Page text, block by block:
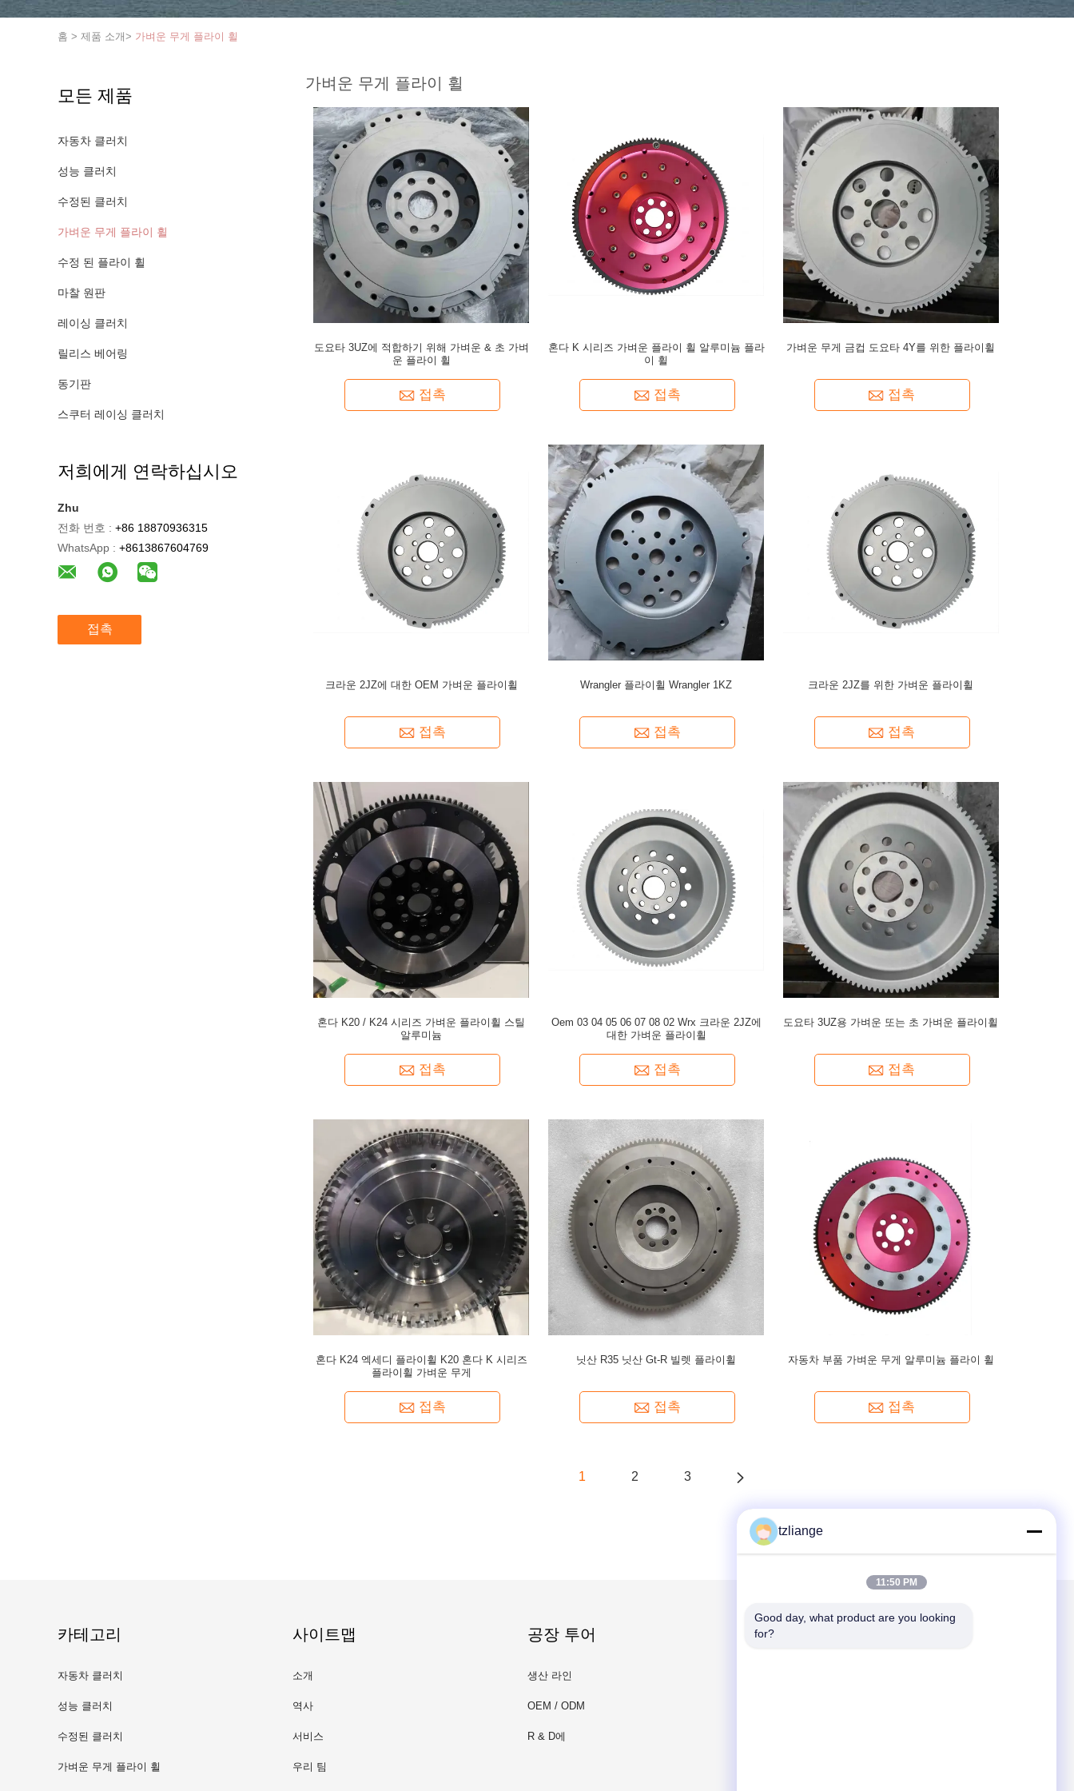
홈 > 제품 소개> 가벼운 무게 플라이 휠
모든 제품
자동차 클러치
성능 클러치
수정된 클러치
가벼운 무게 플라이 휠
수정 된 플라이 휠
마찰 원판
레이싱 클러치
릴리스 베어링
동기판
스쿠터 레이싱 클러치
저희에게 연락하십시오
Zhu
전화 번호 : +86 18870936315
WhatsApp : +8613867604769
접촉
가벼운 무게 플라이 휠
도요타 3UZ에 적합하기 위해 가벼운 & 초 가벼
운 플라이 휠
접촉
혼다 K 시리즈 가벼운 플라이 휠 알루미늄 플라
이 휠
접촉
가벼운 무게 금컵 도요타 4Y를 위한 플라이휠
접촉
크라운 2JZ에 대한 OEM 가벼운 플라이휠
접촉
Wrangler 플라이휠 Wrangler 1KZ
접촉
크라운 2JZ를 위한 가벼운 플라이휠
접촉
혼다 K20 / K24 시리즈 가벼운 플라이휠 스틸
알루미늄
접촉
Oem 03 04 05 06 07 08 02 Wrx 크라운 2JZ에
대한 가벼운 플라이휠
접촉
도요타 3UZ용 가벼운 또는 초 가벼운 플라이휠
접촉
혼다 K24 엑세디 플라이휠 K20 혼다 K 시리즈
플라이휠 가벼운 무게
접촉
닛산 R35 닛산 Gt-R 빌렛 플라이휠
접촉
자동차 부품 가벼운 무게 알루미늄 플라이 휠
접촉
1 2 3
카테고리
자동차 클러치
성능 클러치
수정된 클러치
가벼운 무게 플라이 휠
사이트맵
소개
역사
서비스
우리 팀
공장 투어
생산 라인
OEM / ODM
R & D에
우리를 메일
tzliange
11:50 PM
Good day, what product are you looking
for?